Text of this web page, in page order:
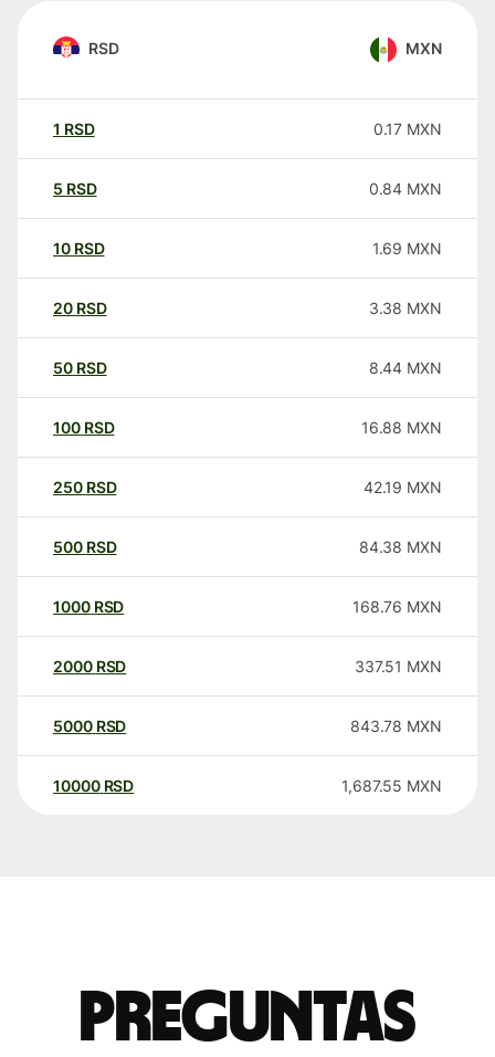
RSD MXN
1 RSD 0.17 MXN
5 RSD 0.84 MXN
10 RSD 1.69 MXN
20 RSD 3.38 MXN
50 RSD 8.44 MXN
100 RSD 16.88 MXN
250 RSD 42.19 MXN
500 RSD 84.38 MXN
1000 RSD 168.76 MXN
2000 RSD 337.51 MXN
5000 RSD 843.78 MXN
10000 RSD 1,687.55 MXN
Preguntas